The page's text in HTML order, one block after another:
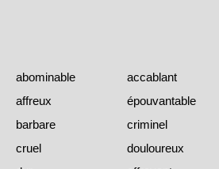
abominable
accablant
affreux
épouvantable
barbare
criminel
cruel
douloureux